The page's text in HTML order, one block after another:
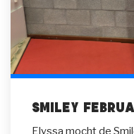
Smiley
Elyssa mocht de